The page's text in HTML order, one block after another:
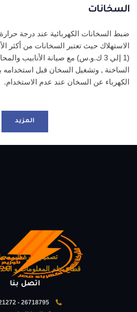
السخانات
الاستهلاك حيث تعتبر السخانات من أكثر
(1 إلي 3 ك.و.س) مع صيانة الأنابيب
الساخنة , وتشغيل السخان قبل
الكهرباء عن السخان عند عدم الاستخدام.
المزيد
تصميم ادارة
قطاع نظم المعلومات و
اتصل بنا
26718795 - 26721272